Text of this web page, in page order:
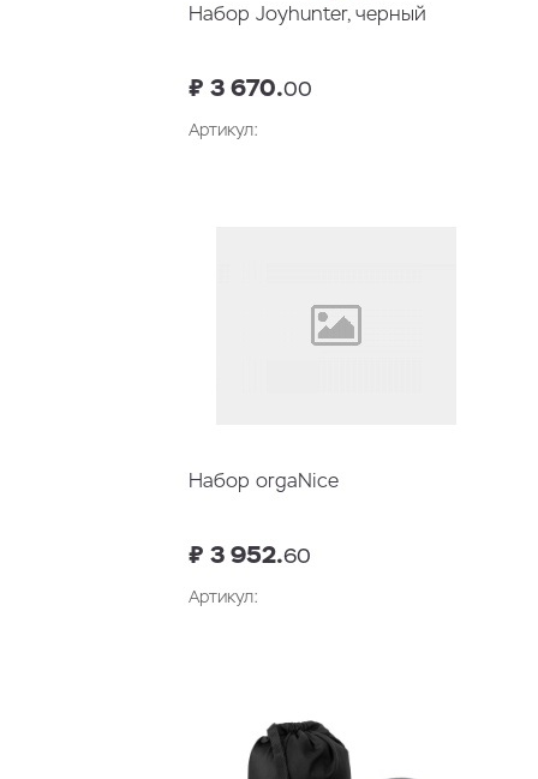
Набор Joyhunter, черный
₽ 3 670.00
Артикул:
Набор orgaNice
₽ 3 952.60
Артикул: